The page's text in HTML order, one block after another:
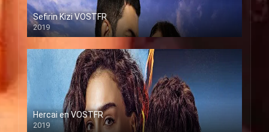
Sefirin Kizi VOSTFR
2019
Hercai en VOSTFR
2019